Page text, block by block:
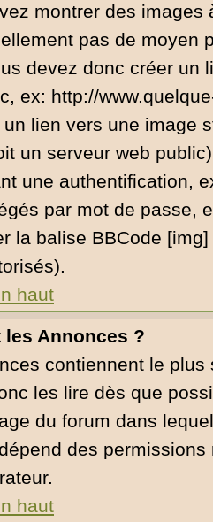
montrer des
pas de moyen
devez donc créer un
ex: http://
lien vers une image
un serveur web
une authentification,
par mot de passe,
la balise BBCode
haut
les Annonces ?
contiennent le
les lire dès que
du forum dans
des
haut